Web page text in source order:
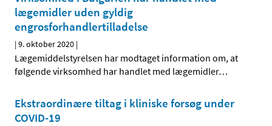
lægemidler uden gyldig
engrosforhandlertilladelse
|9. oktober 2020 |
Lægemiddelstyrelsen har modtaget information om, at
følgende virksomhed har handlet med lægemidler…
Ekstraordinære tiltag i kliniske forsøg under
COVID-19